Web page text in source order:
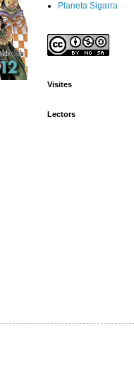
Planeta Sigarra
Visites
Lectors